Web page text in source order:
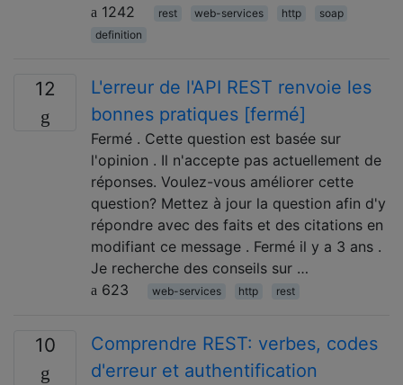
1242
rest web-services http
soap
definition
12
L'erreur de l'API REST renvoie les
bonnes pratiques [fermé]
Fermé . Cette question est basée sur
l'opinion . Il n'accepte pas actuellement de
réponses. Voulez-vous améliorer cette
question? Mettez à jour la question afin d'y
répondre avec des faits et des citations en
modifiant ce message . Fermé il y a 3 ans .
Je recherche des conseils sur …
623
web-services http rest
10
Comprendre REST: verbes, codes
d'erreur et authentification